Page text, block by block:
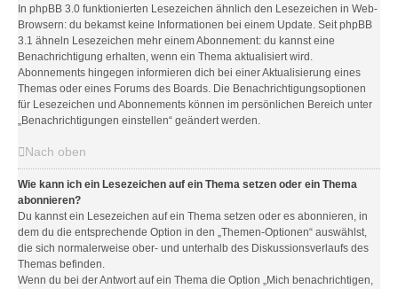
In phpBB 3.0 funktionierten Lesezeichen ähnlich den Lesezeichen in Web-
Browsern: du bekamst keine Informationen bei einem Update. Seit phpBB
3.1 ähneln Lesezeichen mehr einem Abonnement: du kannst eine
Benachrichtigung erhalten, wenn ein Thema aktualisiert wird.
Abonnements hingegen informieren dich bei einer Aktualisierung eines
Themas oder eines Forums des Boards. Die Benachrichtigungsoptionen
für Lesezeichen und Abonnements können im persönlichen Bereich unter
„Benachrichtigungen einstellen“ geändert werden.
Nach oben
Wie kann ich ein Lesezeichen auf ein Thema setzen oder ein Thema
abonnieren?
Du kannst ein Lesezeichen auf ein Thema setzen oder es abonnieren, in
dem du die entsprechende Option in den „Themen-Optionen“ auswählst,
die sich normalerweise ober- und unterhalb des Diskussionsverlaufs des
Themas befinden.
Wenn du bei der Antwort auf ein Thema die Option „Mich benachrichtigen,